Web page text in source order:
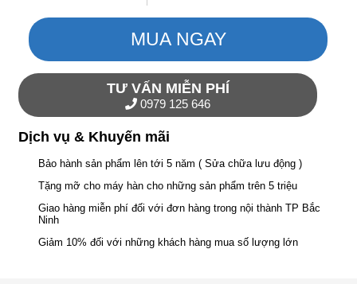
MUA NGAY
TƯ VẤN MIỄN PHÍ
0979 125 646
Dịch vụ & Khuyến mãi
Bảo hành sản phẩm lên tới 5 năm ( Sửa chữa lưu động )
Tặng mỡ cho máy hàn cho những sản phẩm trên 5 triệu
Giao hàng miễn phí đối với đơn hàng trong nội thành TP Bắc
Ninh
Giảm 10% đối với những khách hàng mua số lượng lớn